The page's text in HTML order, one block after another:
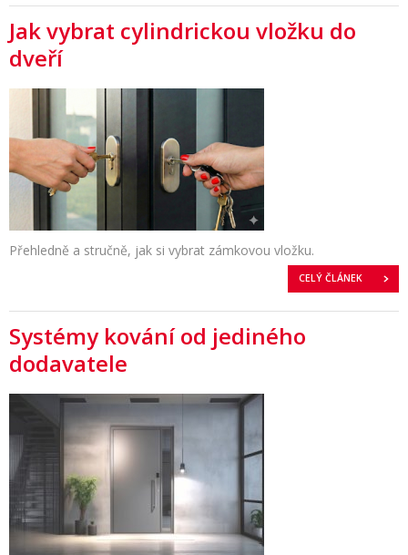
Jak vybrat cylindrickou vložku do
dveří
Přehledně a stručně, jak si vybrat zámkovou vložku.
CELÝ ČLÁNEK
Systémy kování od jediného
dodavatele